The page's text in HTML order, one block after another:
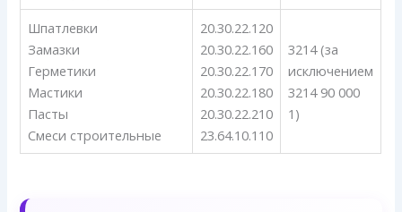
Шпатлевки
Замазки
Герметики
Мастики
Пасты
Смеси строительные
20.30.22.120
20.30.22.160
20.30.22.170
20.30.22.180
20.30.22.210
23.64.10.110
3214 (за
исключением
3214 90 000
1)